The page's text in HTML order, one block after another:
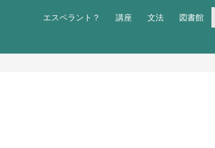
エスペラント？ 講座 文法 図書館